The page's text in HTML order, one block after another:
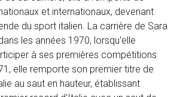
et internationaux, devenant
du sport italien. La carrière de Sara
les années 1970, lorsqu'elle
à ses premières compétitions
elle remporte son premier titre de
au saut en hauteur, établissant